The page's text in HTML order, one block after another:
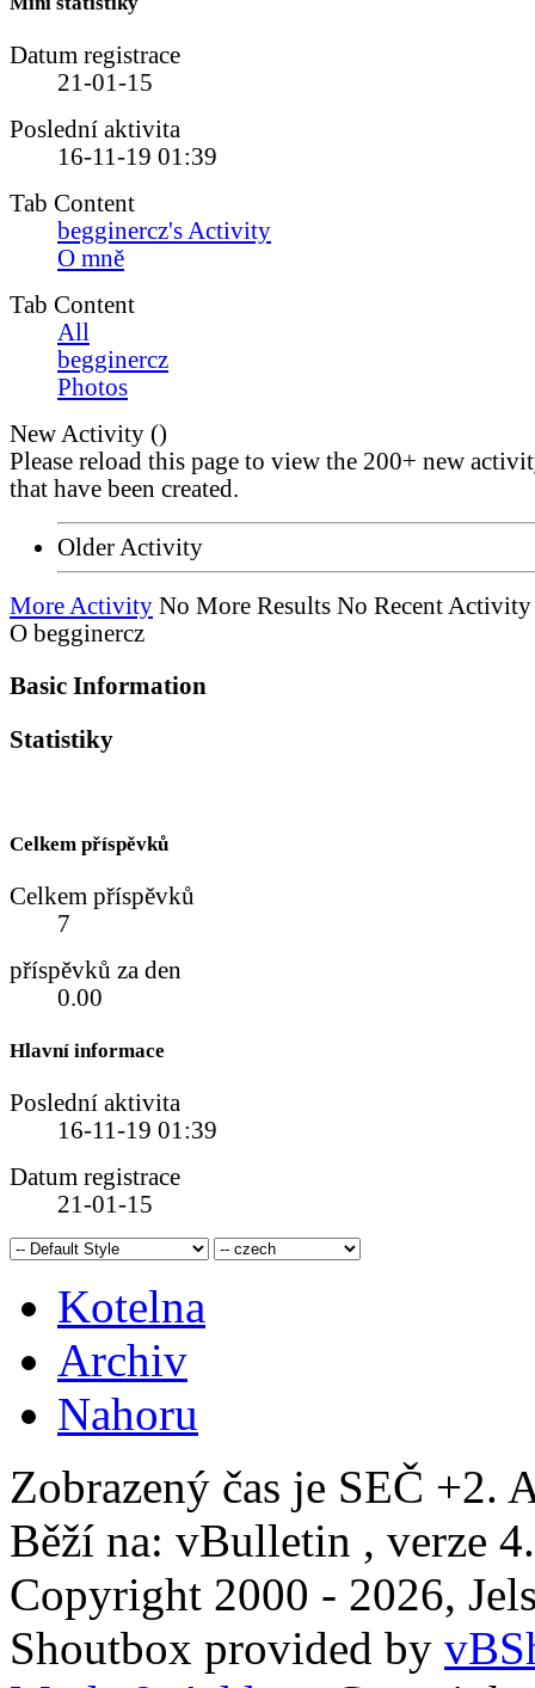
Datum registrace
21-01-15
Poslední aktivita
16-11-19 01:39
Tab Content
begginercz's Activity
O mně
Tab Content
All
begginercz
Photos
New Activity ()
Please reload this page to view the 200+ new
that have been created.
Older Activity
More Activity No More Results No Recent Activity
O begginercz
Basic Information
Statistiky
Celkem příspěvků
Celkem příspěvků
7
příspěvků za den
0.00
Hlavní informace
Poslední aktivita
16-11-19 01:39
Datum registrace
21-01-15
Kotelna
Archiv
Nahoru
Zobrazený čas je SEČ +2.
Běží na: vBulletin , verze
Copyright 2000 - 2026,
Shoutbox provided by